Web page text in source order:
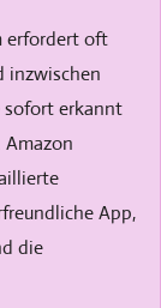
erfordert oft
inzwischen
sofort erkannt
App,
die